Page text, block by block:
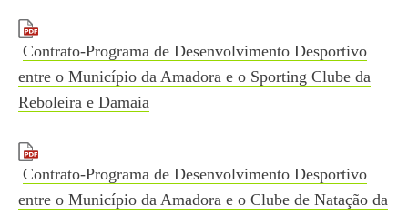
Contrato-Programa de Desenvolvimento Desportivo
entre o Município da Amadora e o Sporting Clube da
Reboleira e Damaia
Contrato-Programa de Desenvolvimento Desportivo
entre o Município da Amadora e o Clube de Natação da